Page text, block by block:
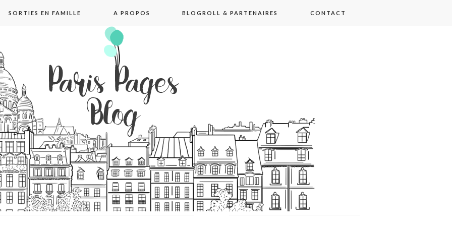
SORTIES EN FAMILLE A PROPOS BLOGROLL & PARTENAIRES CONTACT
blog